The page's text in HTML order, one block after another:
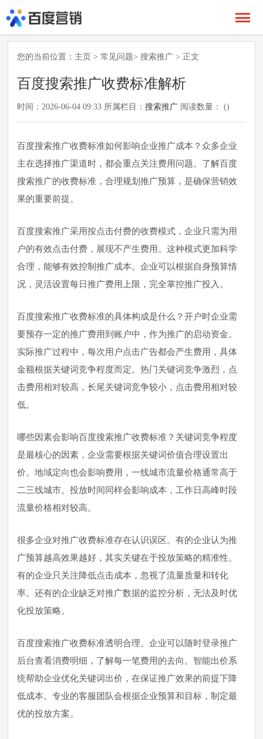
您的当前位置： 主页 >常见问题>搜索推广 > 正文
百度搜索推广收费标准解析
时间：2026-06-04 09:33 所属栏目：搜索推广 阅读数量： ()
百度搜索推广收费标准如何影响企业推广成本？众多企业
主在选择推广渠道时，都会重点关注费用问题。了解百度
搜索推广的收费标准，合理规划推广预算，是确保营销效
果的重要前提。
百度搜索推广采用按点击付费的收费模式，企业只需为用
户的有效点击付费，展现不产生费用。这种模式更加科学
合理，能够有效控制推广成本。企业可以根据自身预算情
况，灵活设置每日推广费用上限，完全掌控推广投入。
百度搜索推广收费标准的具体构成是什么？开户时企业需
要预存一定的推广费用到账户中，作为推广的启动资金。
实际推广过程中，每次用户点击广告都会产生费用，具体
金额根据关键词竞争程度而定。热门关键词竞争激烈，点
击费用相对较高，长尾关键词竞争较小，点击费用相对较
低。
哪些因素会影响百度搜索推广收费标准？关键词竞争程度
是最核心的因素，企业需要根据关键词价值合理设置出
价。地域定向也会影响费用，一线城市流量价格通常高于
二三线城市。投放时间同样会影响成本，工作日高峰时段
流量价格相对较高。
很多企业对推广收费标准存在认识误区。有的企业认为推
广预算越高效果越好，其实关键在于投放策略的精准性。
有的企业只关注降低点击成本，忽视了流量质量和转化
率。还有的企业缺乏对推广数据的监控分析，无法及时优
化投放策略。
百度搜索推广收费标准透明合理。企业可以随时登录推广
后台查看消费明细，了解每一笔费用的去向。智能出价系
统帮助企业优化关键词出价，在保证推广效果的前提下降
低成本。专业的客服团队会根据企业预算和目标，制定最
优的投放方案。